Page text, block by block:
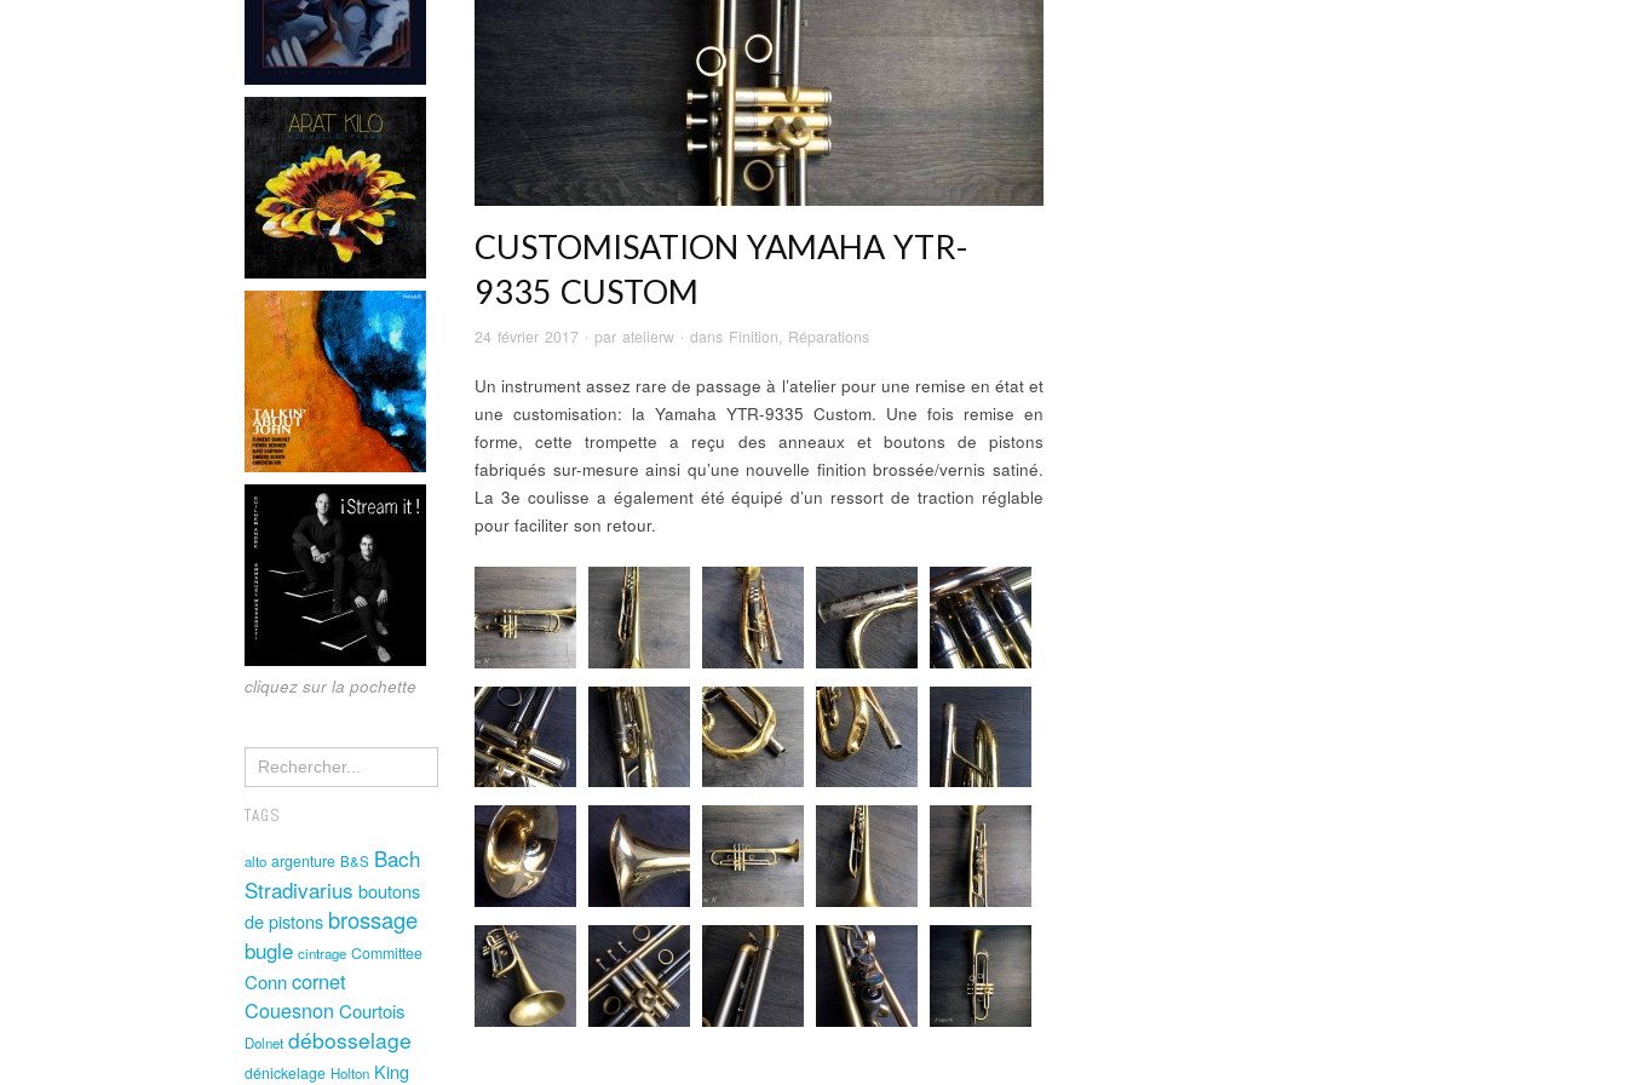
cliquez sur la pochette
TAGS
alto argenture B&S Bach
Stradivarius boutons
de pistons brossage
bugle cintrage Committee
Conncornet
Couesnon Courtois
Dolnet débosselage
dénickelage Holton King
CUSTOMISATION YAMAHA YTR-
9335 CUSTOM
24 février 2017 · par atelierw · dans Finition Réparations
Un instrument assez rare de passage à l’atelier pour une remise en état et
une customisation: la Yamaha YTR-9335 Custom. Une fois remise en
forme, cette trompette a reçu des anneaux et boutons de pistons
fabriqués sur-mesure ainsi qu’une nouvelle finition brossée/vernis satiné.
La 3e coulisse a également été équipé d’un ressort de traction réglable
pour faciliter son retour.